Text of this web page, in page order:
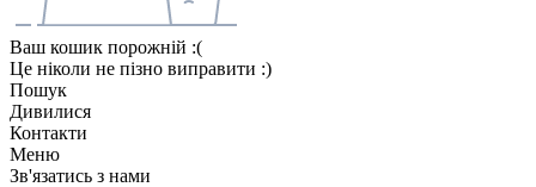
Ваш кошик порожній :(
Це ніколи не пізно виправити :)
Пошук
Дивилися
Контакти
Меню
Зв'язатись з нами